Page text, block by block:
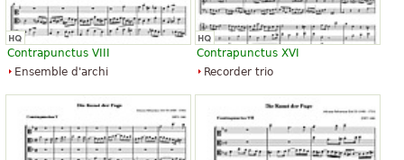
Contrapunctus VIII
Ensemble d'archi
Contrapunctus XVI
Recorder trio